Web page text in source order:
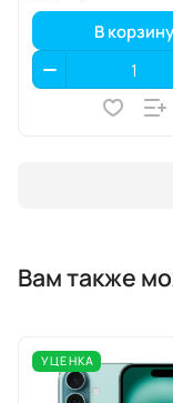
В корзину
Вам также
УЦЕНКА